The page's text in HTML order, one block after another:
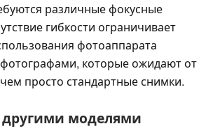
различные фокусные
гибкости ограничивает
фотоаппарата
которые ожидают от
просто стандартные снимки.
другими моделями